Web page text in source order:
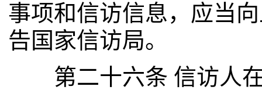
事项和信访信息，应当
告国家信访局。
第二十六条 信访人在